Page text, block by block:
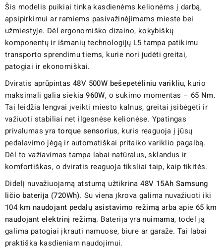
Šis modelis puikiai tinka kasdienėms kelionėms į darbą,
apsipirkimui ar ramiems pasivažinėjimams mieste bei
užmiestyje. Dėl ergonomiško dizaino, kokybiškų
komponentų ir išmanių technologijų L5 tampa patikimu
transporto sprendimu tiems, kurie nori judėti greitai,
patogiai ir ekonomiškai.
Dviratis aprūpintas 48V 500W bešepetėliniu varikliu, kurio
maksimali galia siekia960W, o sukimo momentas – 65 Nm.
Tai leidžia lengvai įveikti miesto kalnus, greitai įsibėgėti ir
važiuoti stabiliai net ilgesnėse kelionėse. Ypatingas
privalumas yratorque sensorius, kuris reaguoja į jūsų
pedalavimo jėgą ir automatiškai pritaiko variklio pagalbą.
Dėl to važiavimas tampa labai natūralus, sklandus ir
komfortiškas, o dviratis reaguoja tiksliai taip, kaip tikitės.
Didelį nuvažiuojamą atstumą užtikrina48V 15Ah Samsung
ličio baterija (720Wh). Su viena įkrova galima nuvažiuoti iki
104 km naudojant pedalų asistavimo režimą arba apie 65 km
naudojant elektrinį režimą. Baterija yra nuimama, todėl ją
galima patogiai įkrauti namuose, biure ar garaže. Tai labai
praktiška kasdieniam naudojimui.